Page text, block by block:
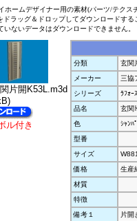
ホームデザイナー用の素材(パーツ/テクス
ラッグ＆ドロップしてダウンロードす
いないデータはダウンロードできません。
片開K53L.m3d
ル付き
分類
玄関
メーカー
三協
シリーズ
ﾗﾌｫｰ
品名
玄関
色
ｼｬﾝﾊ
型番
サイズ
価格
生産
材質
特徴
備考１
片開